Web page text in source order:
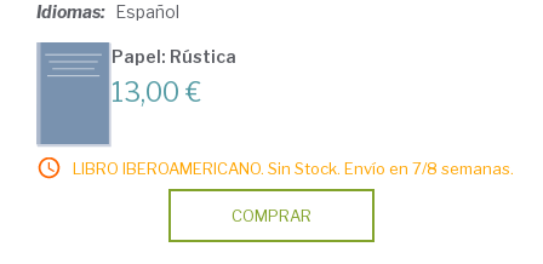
Idiomas: Español
Papel: Rústica
13,00 €
LIBRO IBEROAMERICANO. Sin Stock. Envío en 7/8 semanas.
COMPRAR